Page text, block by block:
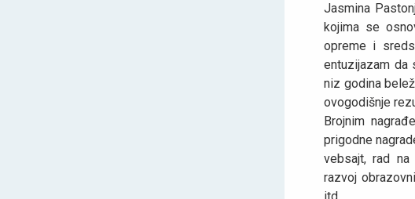
Jasmina
kojima se
opreme i
entuzijazam da
niz godina
ovogodišnje
Brojnim
prigodne
vebsajt, rad na
razvoj